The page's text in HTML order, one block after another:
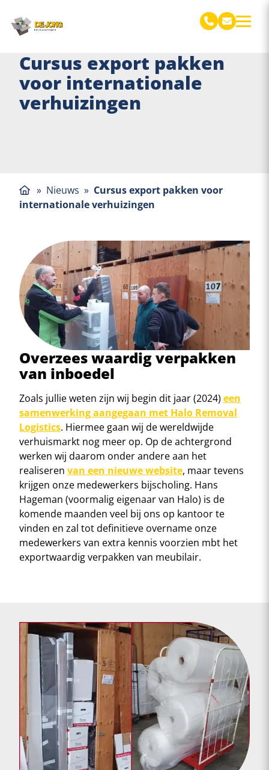
Cursus export pakken
voor internationale
verhuizingen
» Nieuws » Cursus export pakken voor
internationale verhuizingen
Overzees waardig verpakken
van inboedel
Zoals jullie weten zijn wij begin dit jaar (2024) een
samenwerking aangegaan met Halo Removal
Logistics. Hiermee gaan wij de wereldwijde
verhuismarkt nog meer op. Op de achtergrond
werken wij daarom onder andere aan het
realiseren van een nieuwe website, maar tevens
krijgen onze medewerkers bijscholing. Hans
Hageman (voormalig eigenaar van Halo) is de
komende maanden veel bij ons op kantoor te
vinden en zal tot definitieve overname onze
medewerkers van extra kennis voorzien mbt het
exportwaardig verpakken van meubilair.